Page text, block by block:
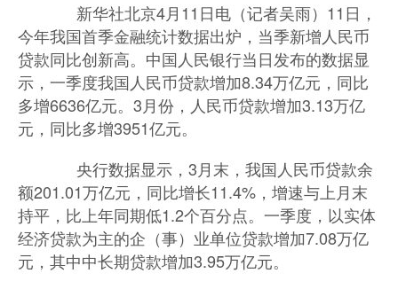
新华社北京4月11日电（记者吴雨）11日，
今年我国首季金融统计数据出炉，当季新增人民币
贷款同比创新高。中国人民银行当日发布的数据显
示，一季度我国人民币贷款增加8.34万亿元，同比
多增6636亿元。3月份，人民币贷款增加3.13万亿
元，同比多增3951亿元。
央行数据显示，3月末，我国人民币贷款余
额201.01万亿元，同比增长11.4%，增速与上月末
持平，比上年同期低1.2个百分点。一季度，以实体
经济贷款为主的企（事）业单位贷款增加7.08万亿
元，其中中长期贷款增加3.95万亿元。